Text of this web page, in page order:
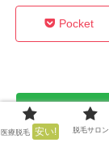
Pocket
医療脱毛 安い! 脱毛サロン